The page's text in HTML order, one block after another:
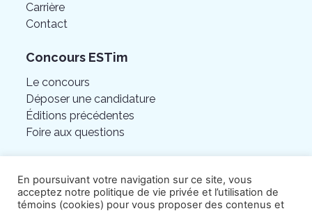
Carrière
Contact
Concours ESTim
Le concours
Déposer une candidature
Éditions précédentes
Foire aux questions
En poursuivant votre navigation sur ce site, vous
acceptez notre politique de vie privée et l’utilisation de
témoins (cookies) pour vous proposer des contenus et